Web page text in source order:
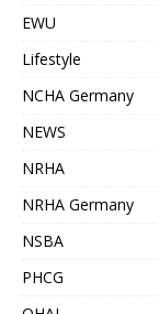
EWU
Lifestyle
NCHA Germany
NEWS
NRHA
NRHA Germany
NSBA
PHCG